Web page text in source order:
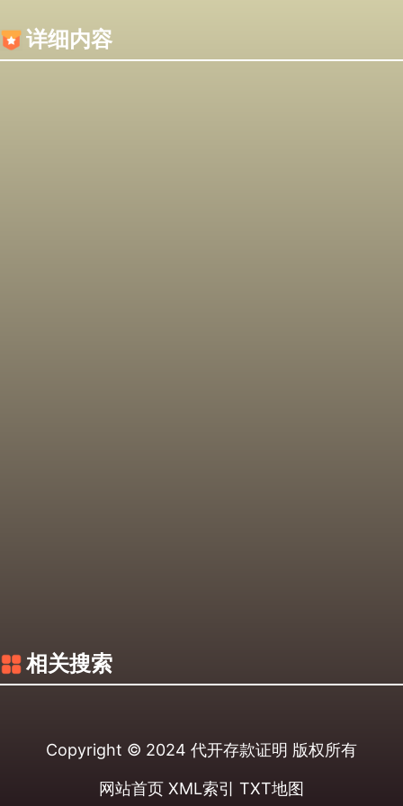
详细内容
相关搜索
Copyright © 2024 代开存款证明 版权所有
网站首页 XML索引 TXT地图